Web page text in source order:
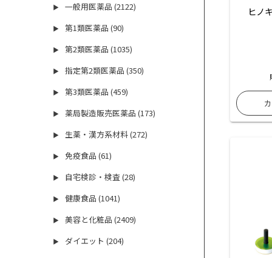
▶ 一般用医薬品 (2122)
▶ 第1類医薬品 (90)
▶ 第2類医薬品 (1035)
▶ 指定第2類医薬品 (350)
▶ 第3類医薬品 (459)
▶ 薬局製造販売医薬品 (173)
▶ 生薬・漢方系材料 (272)
▶ 免疫食品 (61)
▶ 自宅検診・検査 (28)
▶ 健康食品 (1041)
▶ 美容と化粧品 (2409)
▶ ダイエット (204)
ヒノ